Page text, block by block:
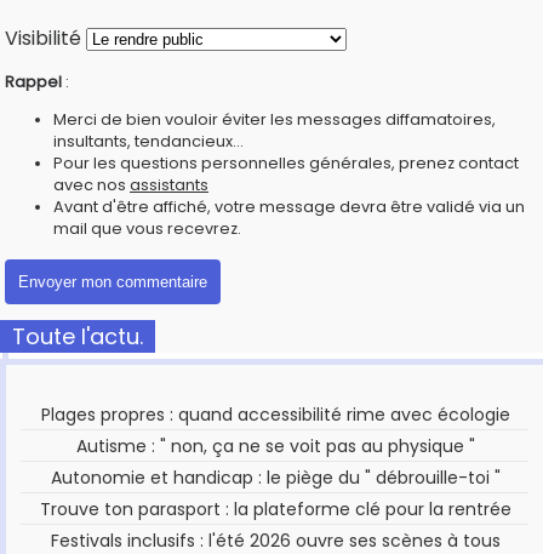
Visibilité
Rappel :
Merci de bien vouloir éviter les messages diffamatoires,
insultants, tendancieux...
Pour les questions personnelles générales, prenez contact
avec nos assistants
Avant d'être affiché, votre message devra être validé via un
mail que vous recevrez.
Toute l'actu.
Plages propres : quand accessibilité rime avec écologie
Autisme : " non, ça ne se voit pas au physique "
Autonomie et handicap : le piège du " débrouille-toi "
Trouve ton parasport : la plateforme clé pour la rentrée
Festivals inclusifs : l'été 2026 ouvre ses scènes à tous